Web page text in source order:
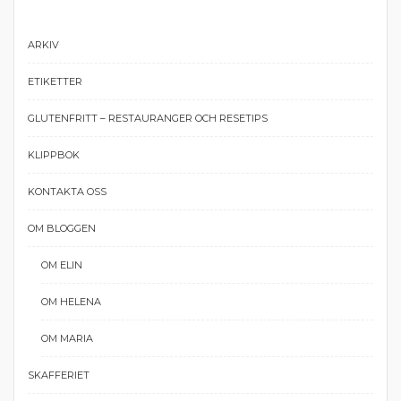
ARKIV
ETIKETTER
GLUTENFRITT – RESTAURANGER OCH RESETIPS
KLIPPBOK
KONTAKTA OSS
OM BLOGGEN
OM ELIN
OM HELENA
OM MARIA
SKAFFERIET